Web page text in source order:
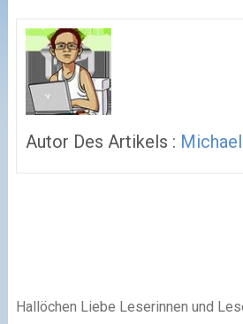
Autor Des Artikels :
Hallöchen Liebe Leserinnen und